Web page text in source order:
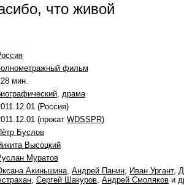
что живой
фильм
мин.
, драма
(Россия)
(прокат WDSSPR)
Буслов
Высоцкий
Муратов
Акиньшина, Андрей Панин, Иван Ургант,
, Сергей Шакуров, Андрей Смоляков и